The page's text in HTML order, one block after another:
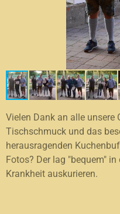
Vielen Dank an alle unsere
Tischschmuck und das
herausragenden
Fotos? Der lag "bequem"
Krankheit auskurieren.